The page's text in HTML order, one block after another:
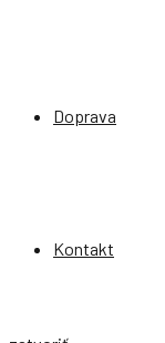
Doprava
Kontakt